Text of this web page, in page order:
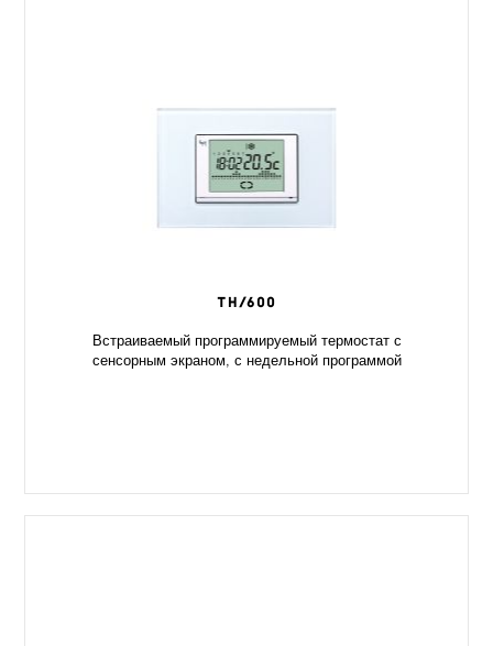
TH/600
Встраиваемый программируемый термостат с
сенсорным экраном, с недельной программой